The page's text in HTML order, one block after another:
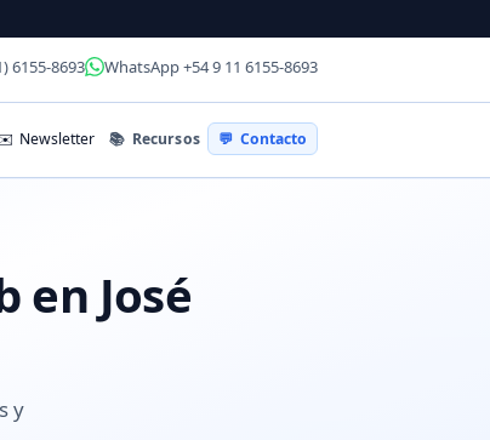
6155-8693 WhatsApp +54 9 11 6155-8693
Newsletter 📚 Recursos 💬 Contacto
en José
y